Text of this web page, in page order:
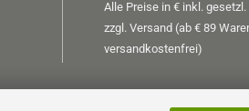
Alle Preise in € inkl.
zzgl. Versand (ab € 89
versandkostenfrei)